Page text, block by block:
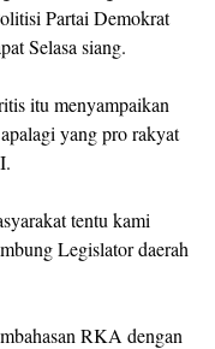
Partai Demokrat
Selasa siang.
itu menyampaikan
yang pro rakyat
tentu kami
Legislator daerah
RKA dengan